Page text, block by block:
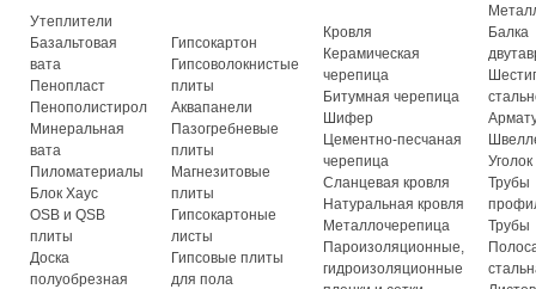
Утеплители
Базальтовая
вата
Пенопласт
Пенополистирол
Минеральная
вата
Пиломатериалы
Блок Хаус
OSB и QSB
плиты
Доска
полуобрезная
Гипсокартон
Гипсоволокнистые
плиты
Аквапанели
Пазогребневые
плиты
Магнезитовые
плиты
Гипсокартоные
листы
Гипсовые плиты
для пола
Кровля
Керамическая
черепица
Битумная черепица
Шифер
Цементно-песчаная
черепица
Сланцевая кровля
Натуральная кровля
Металлочерепица
Пароизоляционные,
гидроизоляционные
Балка
Уголок
Трубы
Трубы